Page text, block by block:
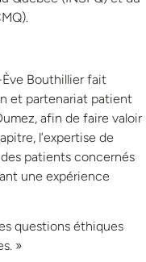
Bouthillier fait
et partenariat patient
afin de faire valoir
l’expertise de
patients concernés
une expérience
questions éthiques
»